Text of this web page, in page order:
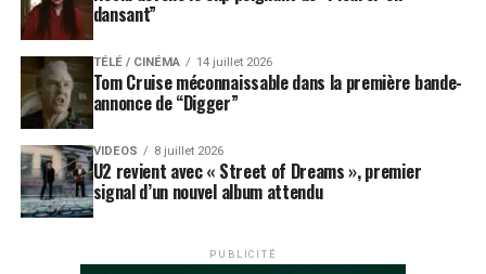
dansant”
TÉLÉ / CINÉMA 14 juillet 2026
Tom Cruise méconnaissable dans la première bande-
annonce de “Digger”
VIDEOS 8 juillet 2026
U2 revient avec « Street of Dreams », premier
signal d’un nouvel album attendu
PUBLICITÉ